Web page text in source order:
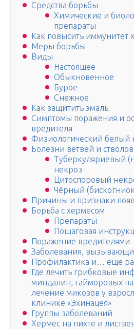
Средства борьбы
Химические и
препараты
Как повысить иммунитет
Меры борьбы
Виды
Настоящее
Обыкновенное
Бурое
Снежное
Как защитить эмаль
Симптомы поражения и
вредителя
Физиологический белый
Болезни ветвей и стволов
Туберкуляриевый
некроз
Цитоспоровый
Чёрный
Причины и признаки
Борьба с хермесом
Препараты
Пошаговая
Поражение вредителями
Заболевания,
Профилактика и… еще
Где лечить грибковые
миндалин, гайморовых
лечение микозов у
клинике «Эхинацея»
Группы заболеваний
Хермес на пихте и